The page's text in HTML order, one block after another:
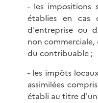
- les impositions
établies en cas
d'entreprise ou
non
du contribuable ;
- les impôts
assimilées
établi au titre